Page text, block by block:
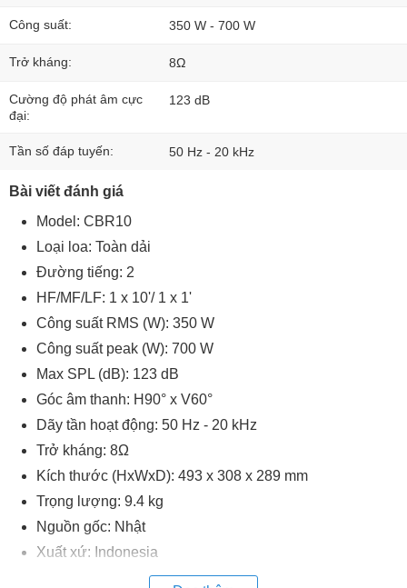
Công suất: 350 W - 700 W
Trở kháng: 8Ω
Cường độ phát âm cực
đại:
123 dB
Tần số đáp tuyến: 50 Hz - 20 kHz
Bài viết đánh giá
Model: CBR10
Loại loa: Toàn dải
Đường tiếng: 2
HF/MF/LF: 1 x 10'/ 1 x 1'
Công suất RMS (W): 350 W
Công suất peak (W): 700 W
Max SPL (dB): 123 dB
Góc âm thanh: H90° x V60°
Dãy tần hoạt động: 50 Hz - 20 kHz
Trở kháng: 8Ω
Kích thước (HxWxD): 493 x 308 x 289 mm
Trọng lượng: 9.4 kg
Nguồn gốc: Nhật
Xuất xứ: Indonesia